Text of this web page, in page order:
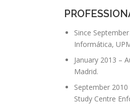
Since
Informática,
January 2013 –
Madrid.
September
Study Centre